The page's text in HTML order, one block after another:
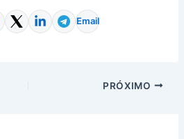
Email
PRÓXIMO